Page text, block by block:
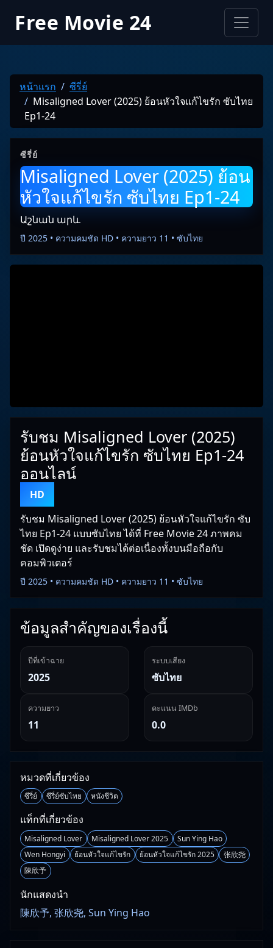
Free Movie 24
หน้าแรก
ซีรี่ย์
Misaligned Lover (2025) ย้อนหัวใจแก้ไขรัก ซับไทย
Ep1-24
ซีรี่ย์
Misaligned Lover (2025) ย้อน
หัวใจแก้ไขรัก ซับไทย Ep1-24
Աշնան արև
ปี 2025 • ความคมชัด HD • ความยาว 11 • ซับไทย
รับชม Misaligned Lover (2025)
ย้อนหัวใจแก้ไขรัก ซับไทย Ep1-24
ออนไลน์
HD
รับชม Misaligned Lover (2025) ย้อนหัวใจแก้ไขรัก ซับ
ไทย Ep1-24 แบบซับไทย ได้ที่ Free Movie 24 ภาพคม
ชัด เปิดดูง่าย และรับชมได้ต่อเนื่องทั้งบนมือถือกับ
คอมพิวเตอร์
ปี 2025 • ความคมชัด HD • ความยาว 11 • ซับไทย
ข้อมูลสำคัญของเรื่องนี้
ปีที่เข้าฉาย
2025
ระบบเสียง
ซับไทย
ความยาว
11
คะแนน IMDb
0.0
หมวดที่เกี่ยวข้อง
ซีรี่ย์ ซีรี่ย์ซับไทย หนังชีวิต
แท็กที่เกี่ยวข้อง
Misaligned Lover Misaligned Lover 2025
Sun Ying Hao
Wen Hongyi
ย้อนหัวใจแก้ไขรัก ย้อนหัวใจแก้ไขรัก 2025
张欣尧
陳欣予
นักแสดงนำ
陳欣予, 张欣尧, Sun Ying Hao